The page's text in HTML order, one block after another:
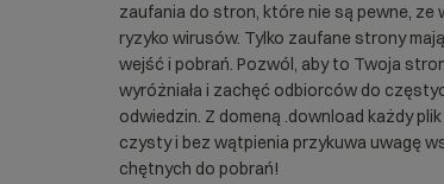
zaufania do stron, które nie są pewne, ze
ryzyko wirusów. Tylko zaufane strony
wejść i pobrań. Pozwól, aby to Twoja
wyróżniała i zachęć odbiorców do
odwiedzin. Z domeną .download każdy
czysty i bez wątpienia przykuwa uwagę
chętnych do pobrań!